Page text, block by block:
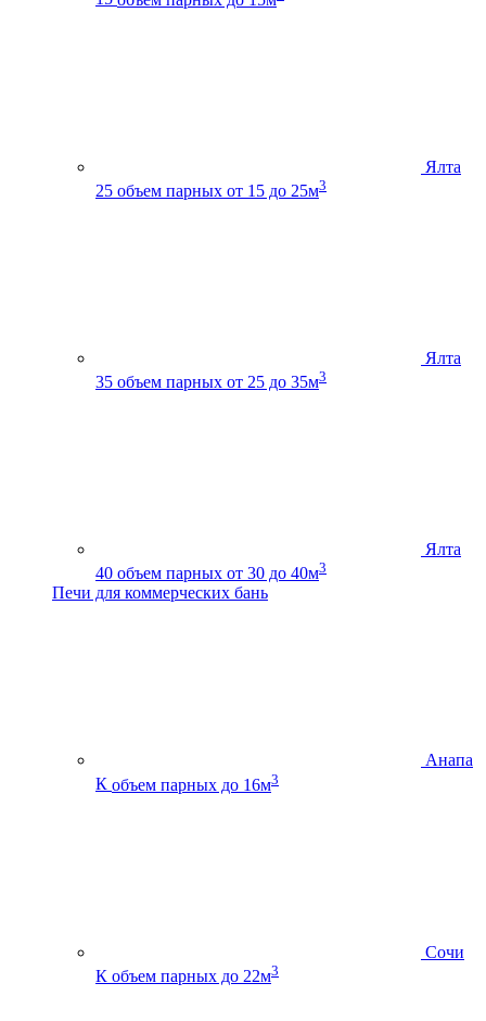
Ялта
25 объем парных от 15 до 25м3
Ялта
35 объем парных от 25 до 35м3
Ялта
40 объем парных от 30 до 40м3
Печи для коммерческих бань
Анапа
К объем парных до 16м3
Сочи
К объем парных до 22м3